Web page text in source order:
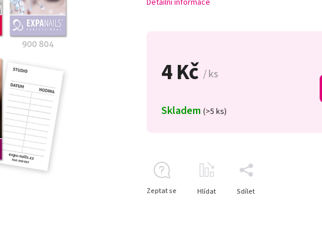
4 Kč / ks
Skladem (>5 ks)
Detailní informace
Zeptat se Hlídat Sdílet